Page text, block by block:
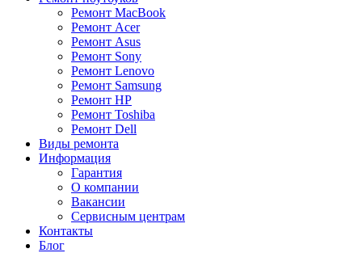
Ремонт MacBook
Ремонт Acer
Ремонт Asus
Ремонт Sony
Ремонт Lenovo
Ремонт Samsung
Ремонт HP
Ремонт Toshiba
Ремонт Dell
Виды ремонта
Информация
Гарантия
О компании
Вакансии
Сервисным центрам
Контакты
Блог